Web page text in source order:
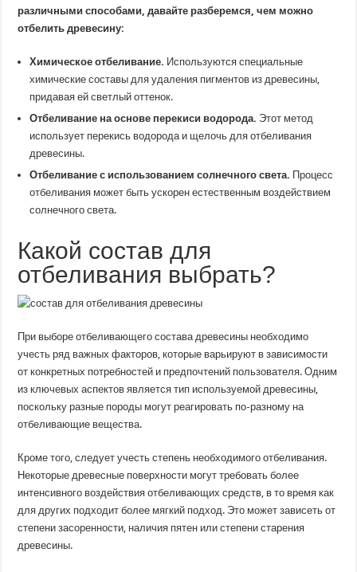
различными способами, давайте разберемся, чем можно
отбелить древесину:
Химическое отбеливание. Используются специальные
химические составы для удаления пигментов из древесины,
придавая ей светлый оттенок.
Отбеливание на основе перекиси водорода. Этот метод
использует перекись водорода и щелочь для отбеливания
древесины.
Отбеливание с использованием солнечного света. Процесс
отбеливания может быть ускорен естественным воздействием
солнечного света.
Какой состав для
отбеливания выбрать?
При выборе отбеливающего состава древесины необходимо
учесть ряд важных факторов, которые варьируют в зависимости
от конкретных потребностей и предпочтений пользователя. Одним
из ключевых аспектов является тип используемой древесины,
поскольку разные породы могут реагировать по-разному на
отбеливающие вещества.
Кроме того, следует учесть степень необходимого отбеливания.
Некоторые древесные поверхности могут требовать более
интенсивного воздействия отбеливающих средств, в то время как
для других подходит более мягкий подход. Это может зависеть от
степени засоренности, наличия пятен или степени старения
древесины.